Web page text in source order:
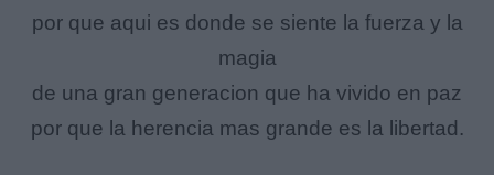
por que aqui es donde se siente la fuerza y la
magia
de una gran generacion que ha vivido en paz
por que la herencia mas grande es la libertad.